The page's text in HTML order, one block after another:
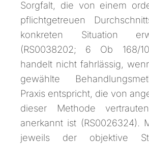
Sorgfalt, die von einem
pflichtgetreuen
konkreten Situation
(RS0038202; 6 Ob 168/
handelt nicht fahrlässig,
gewählte
Praxis entspricht, die von
dieser Methode
anerkannt ist (RS0026324).
jeweils der objektive